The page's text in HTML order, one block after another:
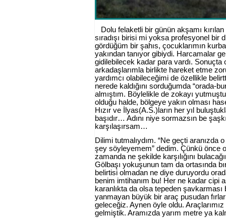
Dolu felaketli bir günün akşamı
sıradışı birisi mi yoksa profesyonel bir
gördüğüm bir şahıs, çocuklarımın
yakından tanıyor gibiydi. Harcamalar
gidilebilecek kadar para vardı. Sonuçta
arkadaşlarımla birlikte hareket etme
yardımcı olabileceğimi de özellikle
nerede kaldığını sorduğumda “orada-
almıştım. Böylelikle de zokayı
olduğu halde, bölgeye yakın olması
Hızır ve İlyas(A.S.)ların her yıl
başıdır… Adını niye sormazsın be
karşılaşırsam…
Dilimi tutmalıydım. “Ne geçti aranızda
şey söyleyemem” dedim. Çünkü önce
zamanda ne şekilde karşılığını
Gölbaşı yokuşunun tam da ortasında
belirtisi olmadan ne diye duruyordu
benim imtihanım bu! Her ne kadar cipi
karanlıkta da olsa tepeden
yanmayan büyük bir araç pusudan
geleceğiz. Aynen öyle oldu.
gelmiştik. Aramızda yarım metre ya